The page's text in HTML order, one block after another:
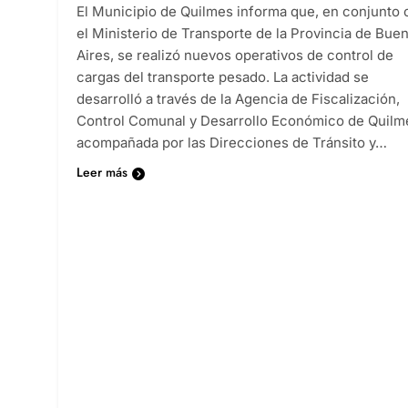
El Municipio de Quilmes informa que, en conjunto
el Ministerio de Transporte de la Provincia de
Aires, se realizó nuevos operativos de control de
cargas del transporte pesado. La actividad se
desarrolló a través de la Agencia de Fiscalización,
Control Comunal y Desarrollo Económico de
acompañada por las Direcciones de Tránsito y…
Leer más